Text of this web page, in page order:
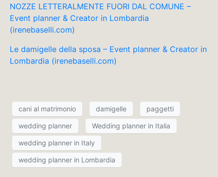
NOZZE LETTERALMENTE FUORI DAL COMUNE –
Event planner & Creator in Lombardia
(irenebaselli.com)
Le damigelle della sposa – Event planner & Creator in
Lombardia (irenebaselli.com)
cani al matrimonio damigelle paggetti
wedding planner Wedding planner in Italia
wedding planner in Italy
wedding planner in Lombardia